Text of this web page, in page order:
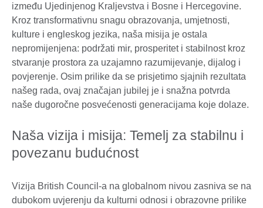
između Ujedinjenog Kraljevstva i Bosne i Hercegovine.
Kroz transformativnu snagu obrazovanja, umjetnosti,
kulture i engleskog jezika, naša misija je ostala
nepromijenjena: podržati mir, prosperitet i stabilnost kroz
stvaranje prostora za uzajamno razumijevanje, dijalog i
povjerenje. Osim prilike da se prisjetimo sjajnih rezultata
našeg rada, ovaj značajan jubilej je i snažna potvrda
naše dugoročne posvećenosti generacijama koje dolaze.
Naša vizija i misija: Temelj za stabilnu i
povezanu budućnost
Vizija British Council-a na globalnom nivou zasniva se na
dubokom uvjerenju da kulturni odnosi i obrazovne prilike